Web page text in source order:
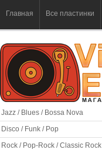
Главная Все пластинки
Jazz / Blues / Bossa Nova
Disco / Funk / Pop
Rock / Pop-Rock / Classic Rock